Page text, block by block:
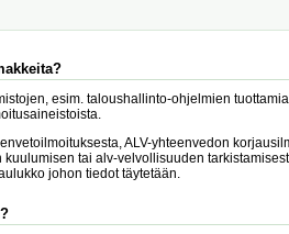
esim. taloushallinto-ohjelmien
ALV-yhteenvedon
tai alv-velvollisuuden
johon tiedot täytetään.